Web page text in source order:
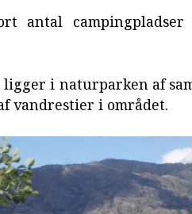
antal campingpladser
ligger i naturparken af
vandrestier i området.